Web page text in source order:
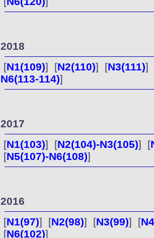
2018
[N1(109)] [N2(110)] [N3(111)]
N6(113-114)]
2017
[N1(103)] [N2(104)-N3(105)] [
[N5(107)-N6(108)]
2016
[N1(97)] [N2(98)] [N3(99)] [
[N6(102)]